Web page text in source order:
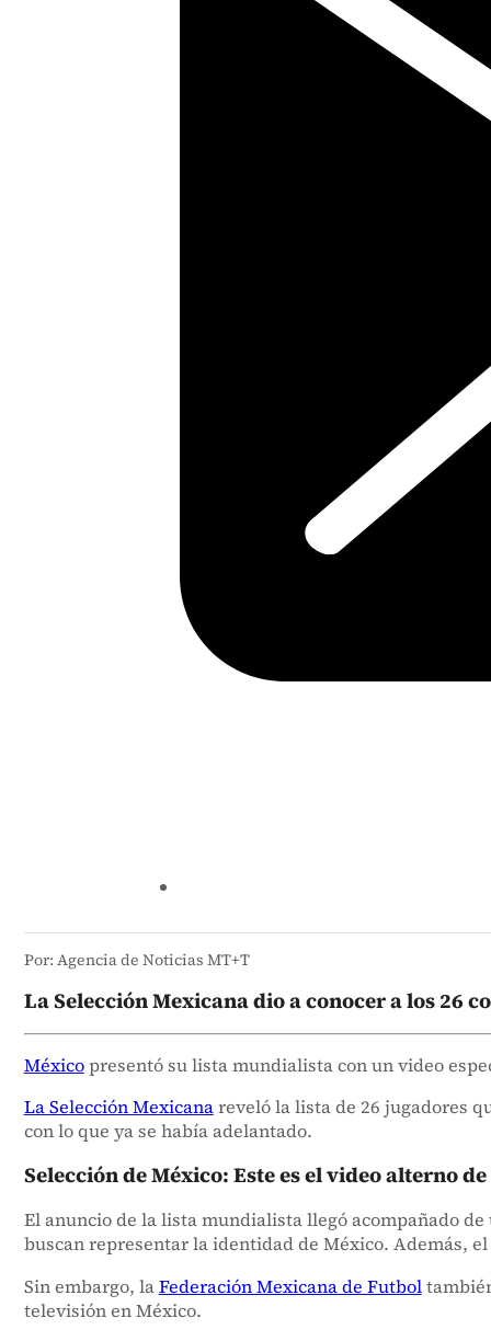
Por: Agencia de Noticias MT+T
La Selección Mexicana dio a conocer a los 26
Méxicopresentó su lista mundialista con un video
La Selección Mexicanareveló la lista de 26 jugadores
con lo que ya se había adelantado.
Selección de México: Este es el video alterno
El anuncio de la lista mundialista llegó acompañado
buscan representar la identidad de México. Además,
Sin embargo, laFederación Mexicana de Futbol
televisión en México.